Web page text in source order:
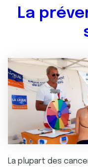
La
La plupart des